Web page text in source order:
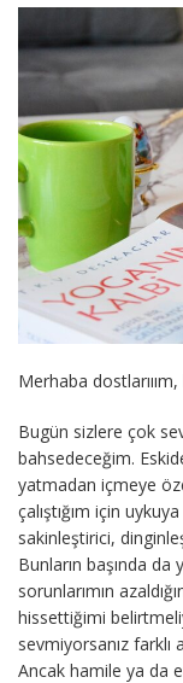
Merhaba
Bugün sizlere çok
bahsedeceğim.
yatmadan içmeye
çalıştığım için
sakinleştirici,
Bunların başında
sorunlarımın
hissettiğimi
sevmiyorsanız
Ancak hamile ya da